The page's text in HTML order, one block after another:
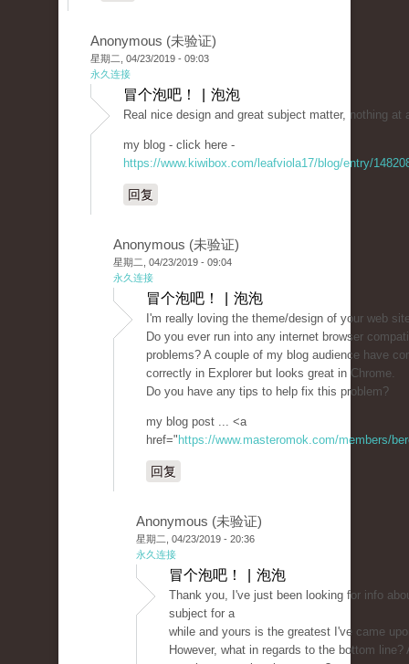
Anonymous (未验证)
星期二, 04/23/2019 - 09:03
永久连接
冒个泡吧！ | 泡泡
Real nice design and great subject matter, nothing at
my blog - click here -
https://www.kiwibox.com/leafviola17/blog/entry/
回复
Anonymous (未验证)
星期二, 04/23/2019 - 09:04
永久连接
冒个泡吧！ | 泡泡
I'm really loving the theme/design of your web
Do you ever run into any internet browser
problems? A couple of my blog audience have
correctly in Explorer but looks great in Chrome.
Do you have any tips to help fix this problem?
my blog post ... <a
href=" https://www.masteromok.com/members/
回复
Anonymous (未验证)
星期二, 04/23/2019 - 20:36
永久连接
冒个泡吧！ | 泡泡
Thank you, I've just been looking for info
subject for a
while and yours is the greatest I've came
However, what in regards to the bottom line?